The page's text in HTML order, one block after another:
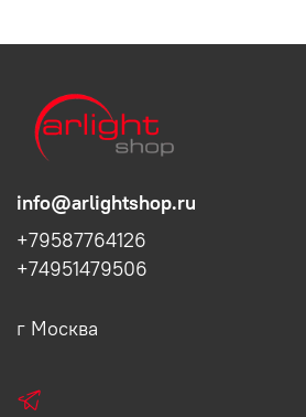
info@arlightshop.ru
+79587764126
+74951479506
г Москва